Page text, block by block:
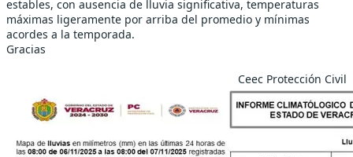
estables, con ausencia de lluvia significativa, temperaturas
máximas ligeramente por arriba del promedio y mínimas
acordes a la temporada.
Gracias
Ceec Protección Civil